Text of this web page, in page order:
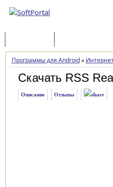
Программы для Android»
Скачать RSS
Описание Отзывы